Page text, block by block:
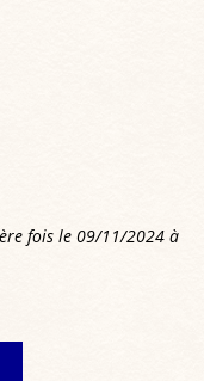
fois le 09/11/2024 à